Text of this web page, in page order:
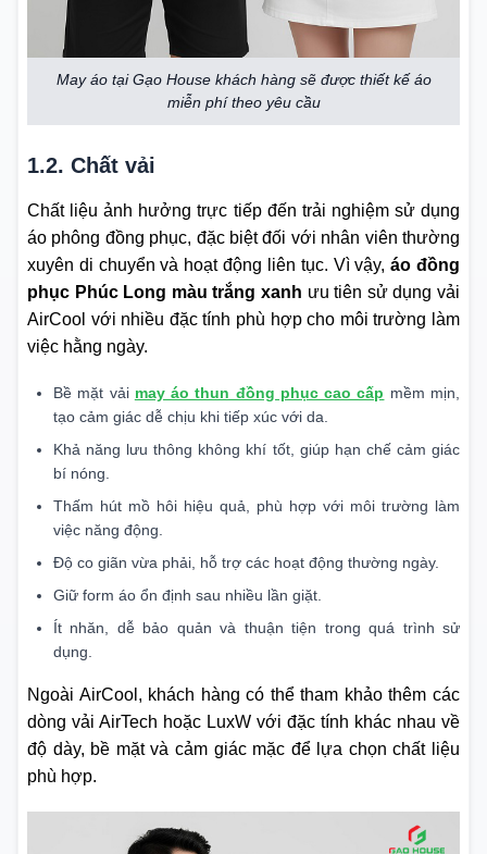
May áo tại Gạo House khách hàng sẽ được thiết kế áo
miễn phí theo yêu cầu
1.2. Chất vải
Chất liệu ảnh hưởng trực tiếp đến trải nghiệm sử dụng
áo phông đồng phục, đặc biệt đối với nhân viên thường
xuyên di chuyển và hoạt động liên tục. Vì vậy,áo đồng
phục Phúc Long màu trắng xanh ưu tiên sử dụng vải
AirCool với nhiều đặc tính phù hợp cho môi trường làm
việc hằng ngày.
Bề mặt vải may áo thun đồng phục cao cấp mềm mịn,
tạo cảm giác dễ chịu khi tiếp xúc với da.
Khả năng lưu thông không khí tốt, giúp hạn chế cảm giác
bí nóng.
Thấm hút mồ hôi hiệu quả, phù hợp với môi trường làm
việc năng động.
Độ co giãn vừa phải, hỗ trợ các hoạt động thường ngày.
Giữ form áo ổn định sau nhiều lần giặt.
Ít nhăn, dễ bảo quản và thuận tiện trong quá trình sử
dụng.
Ngoài AirCool, khách hàng có thể tham khảo thêm các
dòng vải AirTech hoặc LuxW với đặc tính khác nhau về
độ dày, bề mặt và cảm giác mặc để lựa chọn chất liệu
phù hợp.